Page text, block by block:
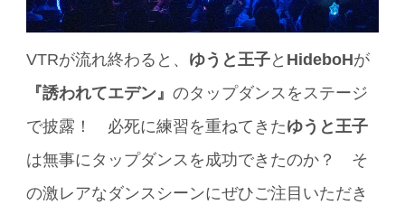
VTRが流れ終わると、 ゆうと王子と HideboHが
『誘われてエデン』のタップダンスをステージ
で披露！ 必死に練習を重ねてきたゆうと王子
は無事にタップダンスを成功できたのか？ そ
の激レアなダンスシーンにぜひご注目いただき